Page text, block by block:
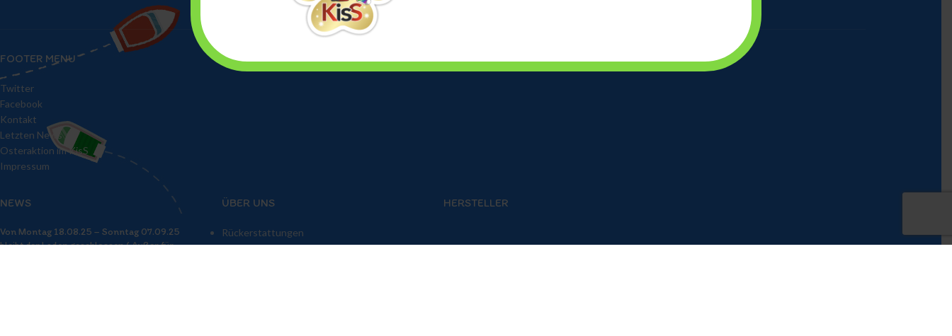
FOOTER MENU
Twitter
Facebook
Kontakt
Letzten News
Osteraktion im KisS
Impressum
NEWS
Von Montag 18.08.25 – Sonntag 07.09.25
bleibt der Laden geschlossen ( Außer für
ÜBER UNS
Rückerstattungen
Datenschutzerklärung
HERSTELLER